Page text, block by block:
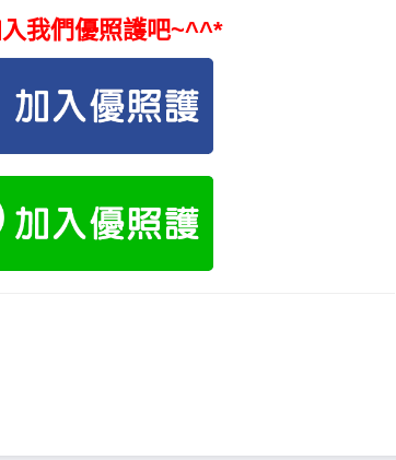
我們優照護吧~^^*